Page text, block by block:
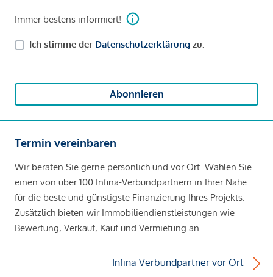
Immer bestens informiert!
Ich stimme der Datenschutzerklärung zu.
Abonnieren
Termin vereinbaren
Wir beraten Sie gerne persönlich und vor Ort. Wählen Sie
einen von über 100 Infina-Verbundpartnern in Ihrer Nähe
für die beste und günstigste Finanzierung Ihres Projekts.
Zusätzlich bieten wir Immobiliendienstleistungen wie
Bewertung, Verkauf, Kauf und Vermietung an.
Infina Verbundpartner vor Ort